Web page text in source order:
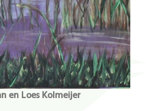
en Loes Kolmeijer